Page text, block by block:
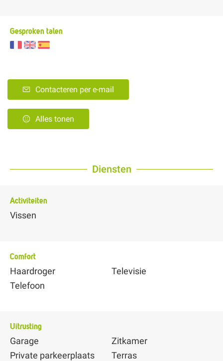
Gesproken talen
Contacteren per e-mail
Alles tonen
Diensten
Activiteiten
Vissen
Comfort
Haardroger
Telefoon
Televisie
Uitrusting
Garage
Private parkeerplaats
Zitkamer
Terras